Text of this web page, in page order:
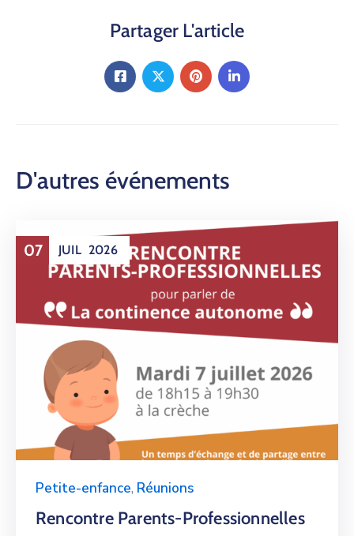
Partager L'article
D'autres événements
07 JUIL 2026
Petite-enfance, Réunions
Rencontre Parents-Professionnelles